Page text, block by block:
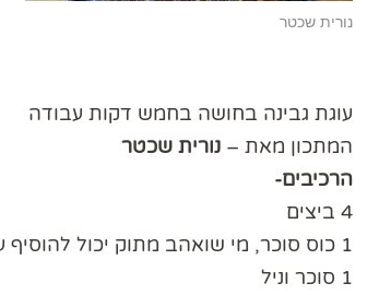
נורית שכטר
עוגת גבינה בחושה בחמש דקות עבודה
המתכון מאת – נורית שכטר
הרכיבים-
4 ביצים
1 כוס סוכר, מי שואהב מתוק יכול להוסיף עוד חצי כוס סוכר.
1 סוכר וניל